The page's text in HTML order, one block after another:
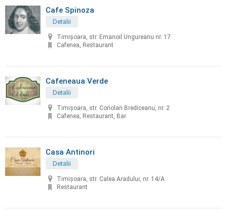
Cafe Spinoza
Detalii
Timișoara, str. Emanoil Ungureanu nr. 17
Cafenea, Restaurant
Cafeneaua Verde
Detalii
Timișoara, str. Coriolan Brediceanu, nr. 2
Cafenea, Restaurant, Bar
Casa Antinori
Detalii
Timișoara, str. Calea Aradului, nr. 14/A
Restaurant